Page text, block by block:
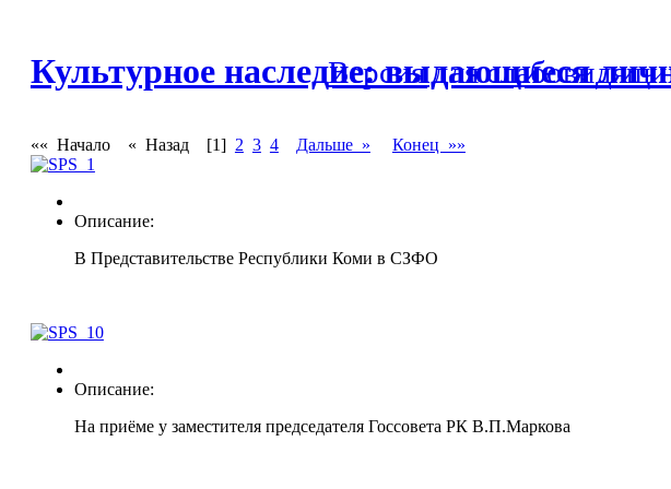
Версия для
Культурное наследие: выдающиеся
«« Начало « Назад [1] 2 3 4 Дальше » Конец »»
Описание:
В Представительстве Республики Коми в СЗФО
Описание:
На приёме у заместителя председателя Госсовета РК В.П.Маркова